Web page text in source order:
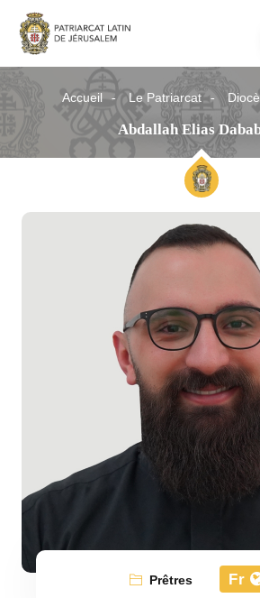
Accueil Le Patriarcat
Abdallah Elias
Prêtres Fr